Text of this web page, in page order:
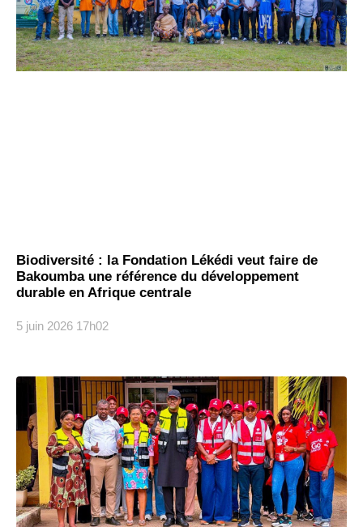
Biodiversité : la Fondation Lékédi veut faire de
Bakoumba une référence du développement
durable en Afrique centrale
5 juin 2026 17h02